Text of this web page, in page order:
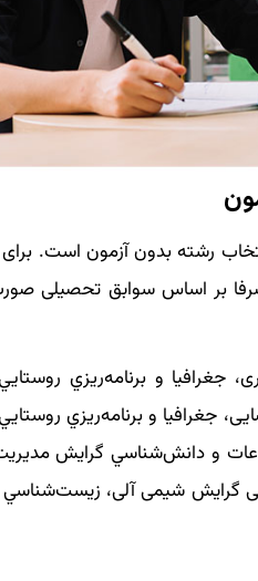
رشته بدون آزمون است.
صرفا بر اساس سوابق تحصیلی
جغرافيا و برنامه‌ريزي
جغرافيا و برنامه‌ريزي
و دانش‌شناسي گرايش
گرایش شیمی آلی،